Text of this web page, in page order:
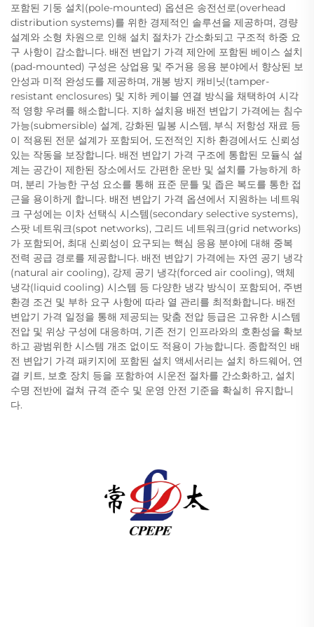
포함된 기둥 설치(pole-mounted) 옵션은 송전선로(overhead
distribution systems)를 위한 경제적인 솔루션을 제공하며, 경량
설계와 소형 차원으로 인해 설치 절차가 간소화되고 구조적 하중 요
구 사항이 감소합니다. 배전 변압기 가격 제안에 포함된 베이스 설치
(pad-mounted) 구성은 상업용 및 주거용 응용 분야에서 향상된 보
안성과 미적 완성도를 제공하며, 개봉 방지 캐비닛(tamper-
resistant enclosures) 및 지하 케이블 연결 방식을 채택하여 시각
적 영향 우려를 해소합니다. 지하 설치용 배전 변압기 가격에는 침수
가능(submersible) 설계, 강화된 밀봉 시스템, 부식 저항성 재료 등
이 적용된 전문 설계가 포함되어, 도전적인 지하 환경에서도 신뢰성
있는 작동을 보장합니다. 배전 변압기 가격 구조에 통합된 모듈식 설
계는 공간이 제한된 장소에서도 간편한 운반 및 설치를 가능하게 하
며, 분리 가능한 구성 요소를 통해 표준 문틀 및 좁은 복도를 통한 접
근을 용이하게 합니다. 배전 변압기 가격 옵션에서 지원하는 네트워
크 구성에는 이차 선택식 시스템(secondary selective systems),
스팟 네트워크(spot networks), 그리드 네트워크(grid networks)
가 포함되어, 최대 신뢰성이 요구되는 핵심 응용 분야에 대해 중복
전력 공급 경로를 제공합니다. 배전 변압기 가격에는 자연 공기 냉각
(natural air cooling), 강제 공기 냉각(forced air cooling), 액체
냉각(liquid cooling) 시스템 등 다양한 냉각 방식이 포함되어, 주변
환경 조건 및 부하 요구 사항에 따라 열 관리를 최적화합니다. 배전
변압기 가격 일정을 통해 제공되는 맞춤 전압 등급은 고유한 시스템
전압 및 위상 구성에 대응하며, 기존 전기 인프라와의 호환성을 확보
하고 광범위한 시스템 개조 없이도 적용이 가능합니다. 종합적인 배
전 변압기 가격 패키지에 포함된 설치 액세서리는 설치 하드웨어, 연
결 키트, 보호 장치 등을 포함하여 시운전 절차를 간소화하고, 설치
수명 전반에 걸쳐 규격 준수 및 운영 안전 기준을 확실히 유지합니
다.